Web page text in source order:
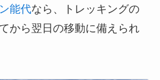
能代なら、トレッキングの
から翌日の移動に備えられ